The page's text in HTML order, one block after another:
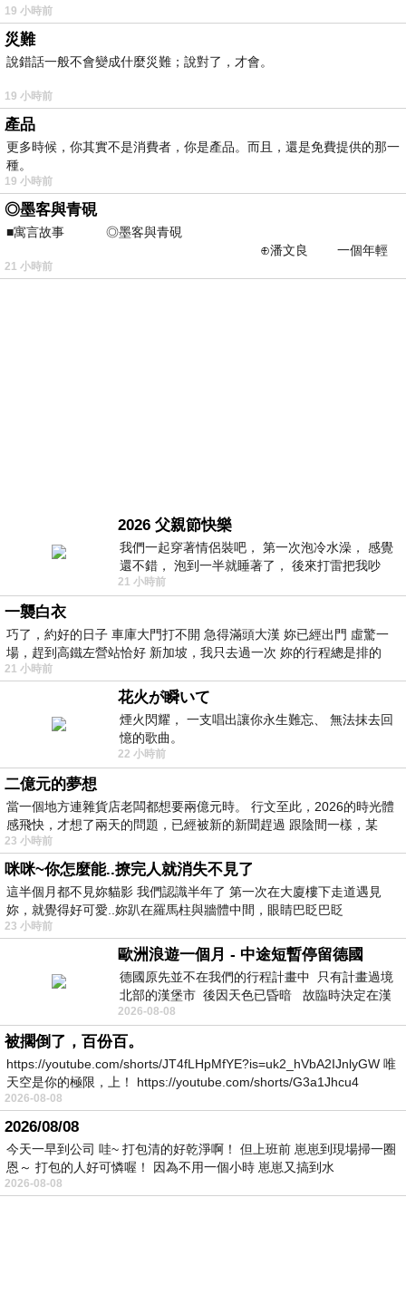
19 小時前
災難
說錯話一般不會變成什麼災難；說對了，才會。
19 小時前
產品
更多時候，你其實不是消費者，你是產品。而且，還是免費提供的那一
種。
19 小時前
◎墨客與青硯
■寓言故事 ◎墨客與青硯
⊕潘文良 一個年輕
的墨客，在京城的古玩肆裡
21 小時前
2026 父親節快樂
我們一起穿著情侶裝吧， 第一次泡冷水澡， 感覺
還不錯， 泡到一半就睡著了， 後來打雷把我吵
醒， 手
21 小時前
一襲白衣
巧了，約好的日子 車庫大門打不開 急得滿頭大漢 妳已經出門 虛驚一
場，趕到高鐵左營站恰好 新加坡，我只去過一次 妳的行程總是排的
21 小時前
花火が瞬いて
煙火閃耀， 一支唱出讓你永生難忘、 無法抹去回
憶的歌曲。
22 小時前
二億元的夢想
當一個地方連雜貨店老闆都想要兩億元時。 行文至此，2026的時光體
感飛快，才想了兩天的問題，已經被新的新聞趕過 跟陰間一樣，某
23 小時前
咪咪~你怎麼能..撩完人就消失不見了
這半個月都不見妳貓影 我們認識半年了 第一次在大廈樓下走道遇見
妳，就覺得好可愛..妳趴在羅馬柱與牆體中間，眼睛巴眨巴眨
23 小時前
歐洲浪遊一個月 - 中途短暫停留德國
德國原先並不在我們的行程計畫中 只有計畫過境
北部的漢堡市 後因天色已昏暗 故臨時決定在漢
堡市吃晚餐和過夜
2026-08-08
被擱倒了，百份百。
https://youtube.com/shorts/JT4fLHpMfYE?is=uk2_hVbA2IJnlyGW 唯
天空是你的極限，上！ https://youtube.com/shorts/G3a1Jhcu4
2026-08-08
2026/08/08
今天一早到公司 哇~ 打包清的好乾淨啊！ 但上班前 崽崽到現場掃一圈
恩～ 打包的人好可憐喔！ 因為不用一個小時 崽崽又搞到水
2026-08-08